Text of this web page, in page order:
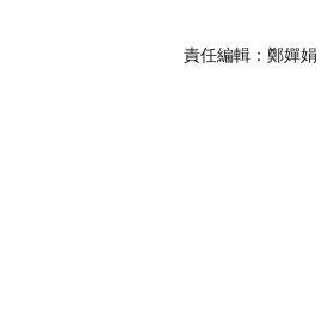
責任編輯： 鄭嬋娟